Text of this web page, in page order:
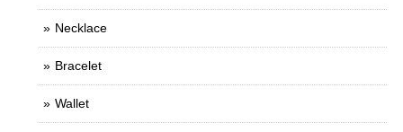
Necklace
Bracelet
Wallet